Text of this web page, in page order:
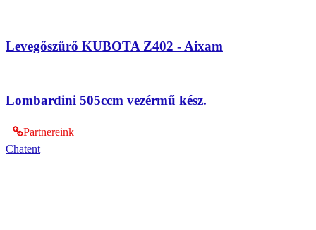
Levegőszűrő KUBOTA Z402 - Aixam
Lombardini 505ccm vezérmű kész.
Partnereink
Chatent